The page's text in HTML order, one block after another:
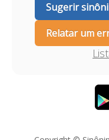
Sugerir
Relatar um